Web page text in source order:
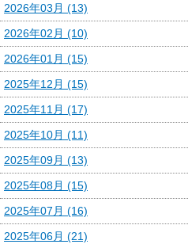
2026年03月 (13)
2026年02月 (10)
2026年01月 (15)
2025年12月 (15)
2025年11月 (17)
2025年10月 (11)
2025年09月 (13)
2025年08月 (15)
2025年07月 (16)
2025年06月 (21)